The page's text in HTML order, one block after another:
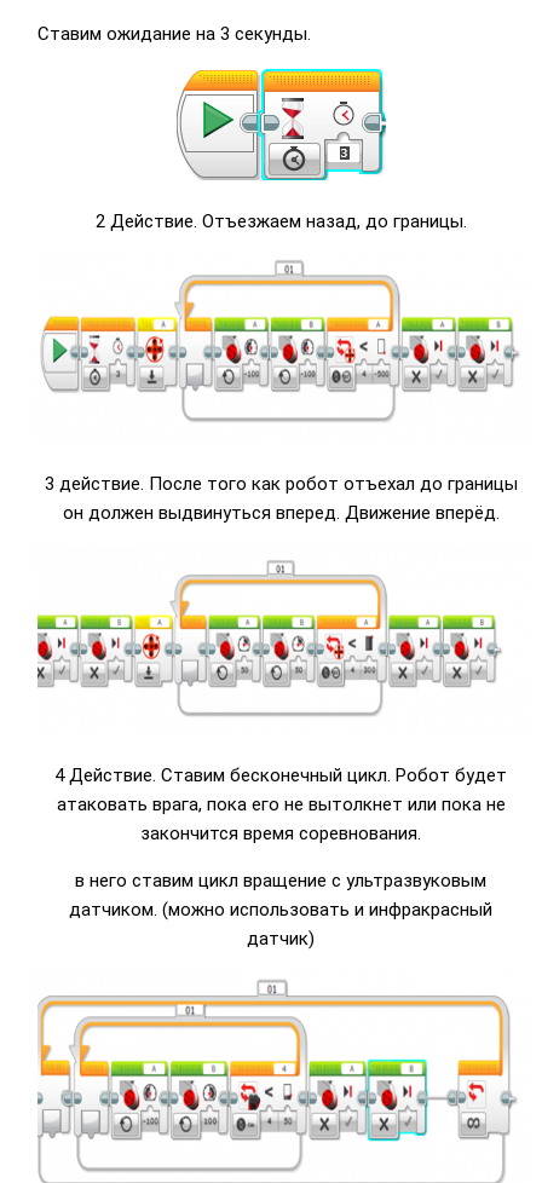
Ставим ожидание на 3 секунды.
2 Действие. Отъезжаем назад, до границы.
3 действие. После того как робот отъехал до границы
он должен выдвинуться вперед. Движение вперёд.
4 Действие. Ставим бесконечный цикл. Робот будет
атаковать врага, пока его не вытолкнет или пока не
закончится время соревнования.
в него ставим цикл вращение c ультразвуковым
датчиком. (можно использовать и инфракрасный
датчик)